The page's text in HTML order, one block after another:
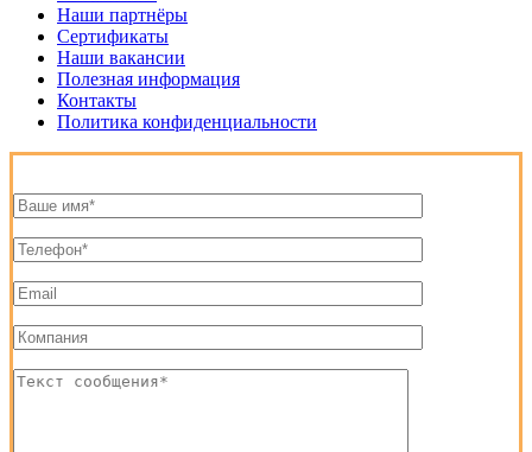
Наши партнёры
Сертификаты
Наши вакансии
Полезная информация
Контакты
Политика конфиденциальности